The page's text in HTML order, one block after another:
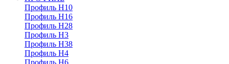
Профиль H10
Профиль H16
Профиль H28
Профиль H3
Профиль H38
Профиль H4
Профиль H6